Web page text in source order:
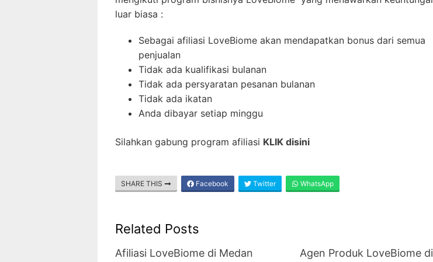
luar biasa :
Sebagai afiliasi LoveBiome akan mendapatkan bonus dari semua
penjualan
Tidak ada kualifikasi bulanan
Tidak ada persyaratan pesanan bulanan
Tidak ada ikatan
Anda dibayar setiap minggu
Silahkan gabung program afiliasi KLIK disini
SHARE THIS Facebook Twitter WhatsApp
Related Posts
Afiliasi LoveBiome di Medan
Agen Produk LoveBiome di